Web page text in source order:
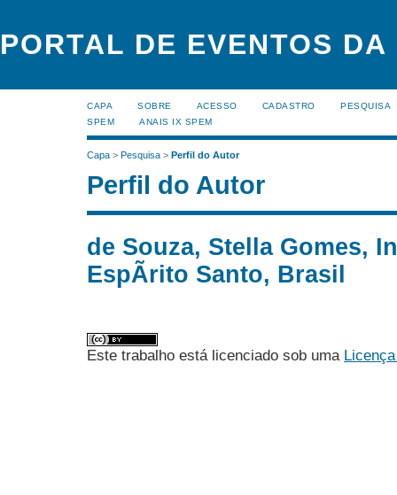
PORTAL DE EVENTOS DA
CAPA SOBRE ACESSO CADASTRO
PESQUISA
SPEM
ANAIS IX SPEM
Capa > Pesquisa > Perfil do Autor
Perfil do Autor
de Souza, Stella Gomes,
EspÃ­rito Santo, Brasil
Este trabalho está licenciado sob uma